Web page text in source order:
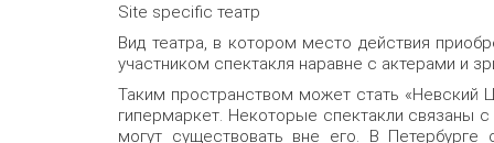
Site specific театр
Вид театра, в котором место действия
участником спектакля наравне с актерами и
Таким пространством может стать «Невский
гипермаркет. Некоторые спектакли связаны
могут существовать вне его. В Петербурге